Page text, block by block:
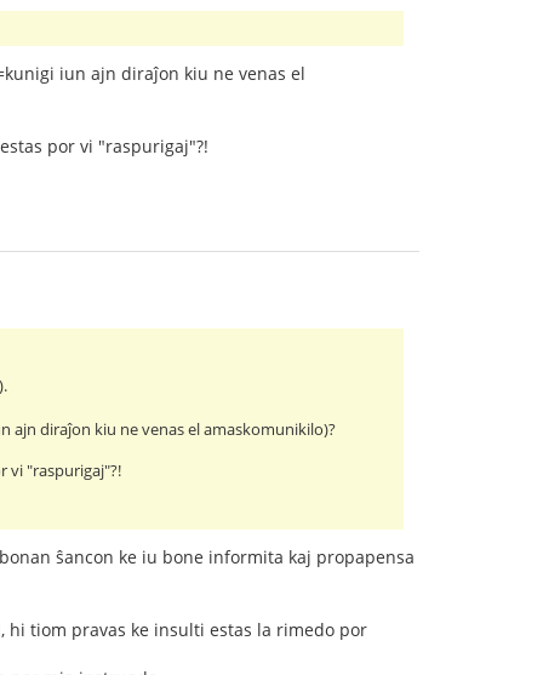
iun ajn diraĵon kiu ne venas el
por vi "raspurigaj"?!
ajn diraĵon kiu ne venas el amaskomunikilo)?
vi "raspurigaj"?!
ŝancon ke iu bone informita kaj propapensa
hi tiom pravas ke insulti estas la rimedo por